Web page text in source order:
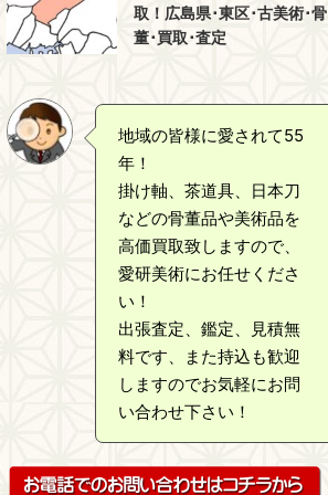
取！広島県･東区･古美術･骨
董･買取･査定
地域の皆様に愛されて55
年！
掛け軸、茶道具、日本刀
などの骨董品や美術品を
高価買取致しますので、
愛研美術にお任せくださ
い！
出張査定、鑑定、見積無
料です、また持込も歓迎
しますのでお気軽にお問
い合わせ下さい！